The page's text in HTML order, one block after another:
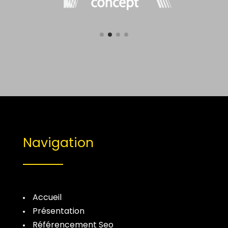
Navigation
Accueil
Présentation
Référencement Seo